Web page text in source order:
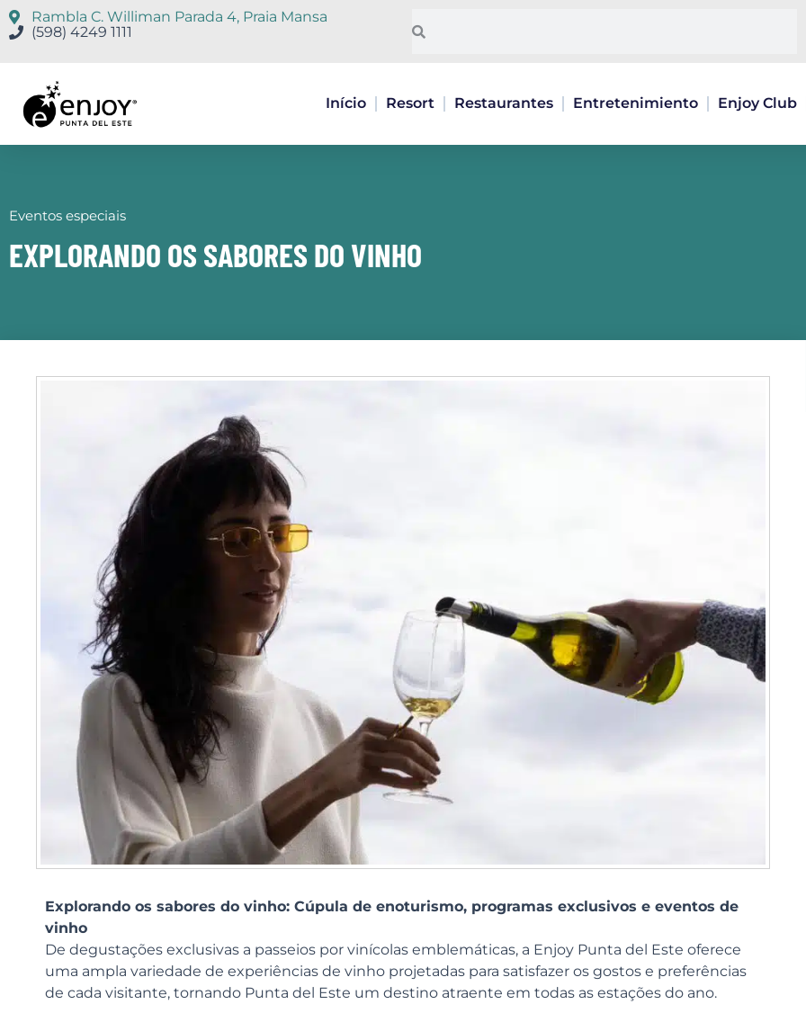
para Rambla C. Williman Parada 4, Praia Mansa
(598) 4249 1111
Início Resort Restaurantes Entretenimiento Enjoy Club
Eventos especiais
EXPLORANDO OS SABORES DO VINHO
Explorando os sabores do vinho: Cúpula de enoturismo, programas exclusivos e eventos de
vinho
De degustações exclusivas a passeios por vinícolas emblemáticas, a Enjoy Punta del Este oferece
uma ampla variedade de experiências de vinho projetadas para satisfazer os gostos e preferências
de cada visitante, tornando Punta del Este um destino atraente em todas as estações do ano.